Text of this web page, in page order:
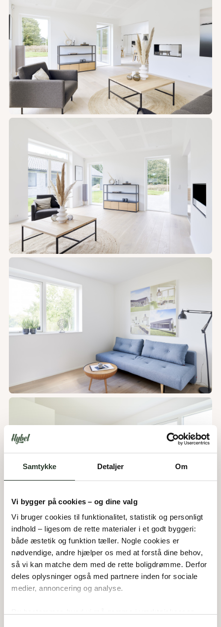
Samtykke Detaljer Om
Vi bygger på cookies – og dine valg
Vi bruger cookies til funktionalitet, statistik og personligt
indhold – ligesom de rette materialer i et godt byggeri:
både æstetik og funktion tæller. Nogle cookies er
nødvendige, andre hjælper os med at forstå dine behov,
så vi kan matche dem med de rette boligdrømme. Derfor
deles oplysninger også med partnere inden for sociale
medier, annoncering og analyse.